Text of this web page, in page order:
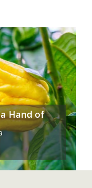
Hand of